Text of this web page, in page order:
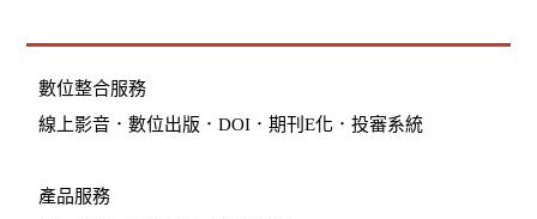
數位整合服務
線上影音 ．數位出版 ．DOI ．期刊E化 ．投審系統
產品服務